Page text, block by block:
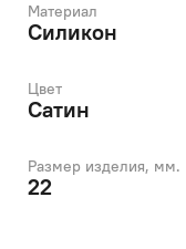
Материал
Силикон
Цвет
Сатин
Размер изделия, мм.
22